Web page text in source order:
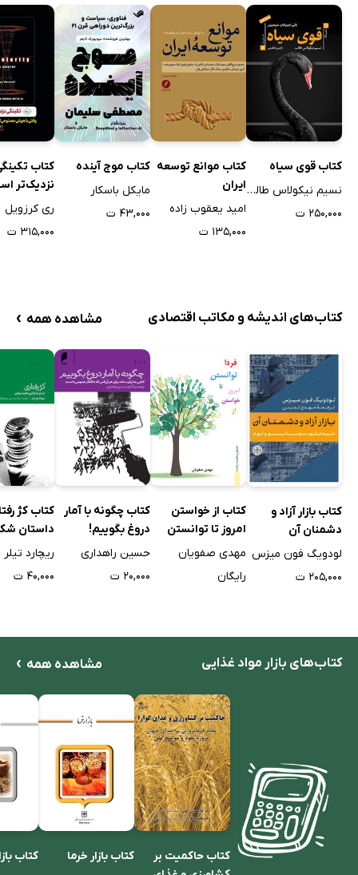
کتاب قوی سیاه
نسیم نیکولاس طالب
۲۵۰,۰۰۰ ت
کتاب موانع توسعه
ایران
امید یعقوب زاده
۱۳۵,۰۰۰ ت
کتاب موج آینده
مایکل باسکار
۴۳,۰۰۰ ت
کتاب
نزدیک‌تر
ری کرزویل
۳۱۵,۰۰۰ ت
کتاب‌های اندیشه و مکاتب اقتصادی مشاهده همه ›
کتاب بازار آزاد و
دشمنان آن
لودویگ فون میزس
۲۰۵,۰۰۰ ت
کتاب از خواستن
امروز تا توانستن
فردا
مهدی صفویان
رایگان
کتاب چگونه با آمار
دروغ بگوییم!
حسین راهداری
۲۰,۰۰۰ ت
کتاب کژ
داستان
اقتصاد
ریچارد تیلر
۴۰,۰۰۰ ت
کتاب‌های بازار مواد غذایی مشاهده همه ›
کتاب حاکمیت بر
کتاب بازار خرما
کتاب